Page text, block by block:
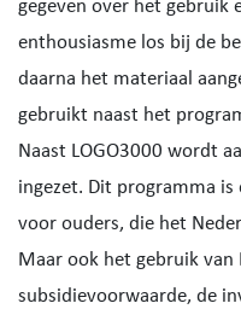
gegeven over het gebruik
enthousiasme los bij de
daarna het materiaal
gebruikt naast het
Naast LOGO3000 wordt
ingezet. Dit programma
voor ouders, die het
Maar ook het gebruik van
subsidievoorwaarde, de